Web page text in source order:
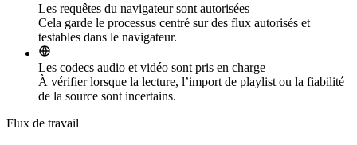
Les requêtes du navigateur sont autorisées
Cela garde le processus centré sur des flux autorisés et
testables dans le navigateur.
Les codecs audio et vidéo sont pris en charge
À vérifier lorsque la lecture, l’import de playlist ou la fiabilité
de la source sont incertains.
Flux de travail